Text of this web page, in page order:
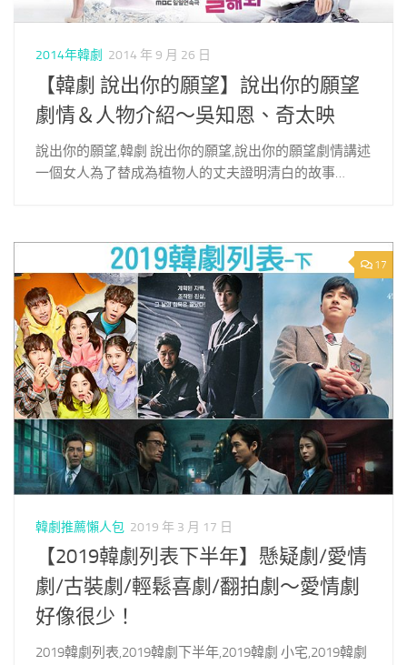
2014年韓劇 2014 年 9 月 26 日
【韓劇 說出你的願望】說出你的願望
劇情＆人物介紹～吳知恩、奇太映
說出你的願望,韓劇 說出你的願望,說出你的願望劇情講述
一個女人為了替成為植物人的丈夫證明清白的故事…
17
韓劇推薦懶人包 2019 年 3 月 17 日
【2019韓劇列表下半年】懸疑劇/愛情
劇/古裝劇/輕鬆喜劇/翻拍劇～愛情劇
好像很少！
2019韓劇列表,2019韓劇下半年,2019韓劇 小宅,2019韓劇